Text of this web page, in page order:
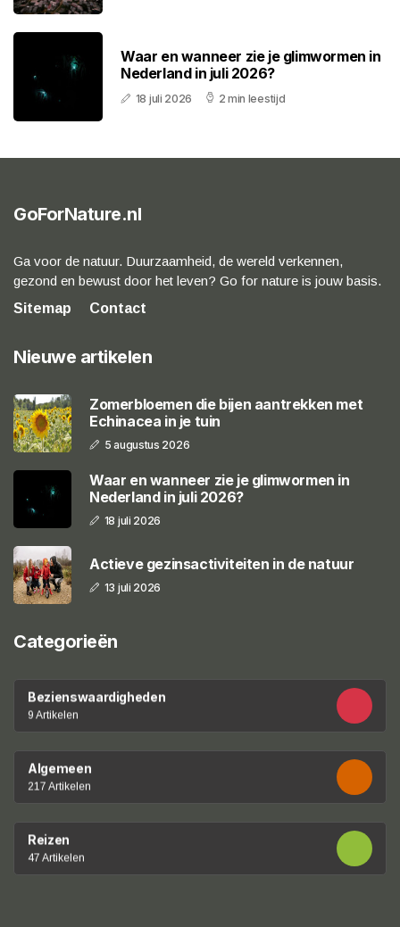
Waar en wanneer zie je glimwormen in
Nederland in juli 2026?
18 juli 2026 2 min leestijd
GoForNature.nl
Ga voor de natuur. Duurzaamheid, de wereld verkennen,
gezond en bewust door het leven? Go for nature is jouw basis.
Sitemap
Contact
Nieuwe artikelen
Zomerbloemen die bijen aantrekken met
Echinacea in je tuin
5 augustus 2026
Waar en wanneer zie je glimwormen in
Nederland in juli 2026?
18 juli 2026
Actieve gezinsactiviteiten in de natuur
13 juli 2026
Categorieën
Bezienswaardigheden
9 Artikelen
Algemeen
217 Artikelen
Reizen
47 Artikelen